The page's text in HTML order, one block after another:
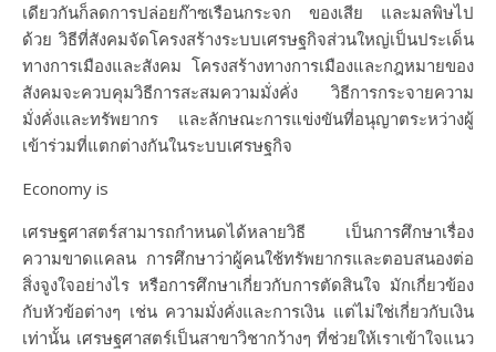
เดียวกันก็ลดการปล่อยก๊าซเรือนกระจก ของเสีย และมลพิษไป
ด้วย วิธีที่สังคมจัดโครงสร้างระบบเศรษฐกิจส่วนใหญ่เป็นประเด็น
ทางการเมืองและสังคม โครงสร้างทางการเมืองและกฎหมายของ
สังคมจะควบคุมวิธีการสะสมความมั่งคั่ง วิธีการกระจายความ
มั่งคั่งและทรัพยากร และลักษณะการแข่งขันที่อนุญาตระหว่างผู้
เข้าร่วมที่แตกต่างกันในระบบเศรษฐกิจ
Economy is
เศรษฐศาสตร์สามารถกำหนดได้หลายวิธี เป็นการศึกษาเรื่อง
ความขาดแคลน การศึกษาว่าผู้คนใช้ทรัพยากรและตอบสนองต่อ
สิ่งจูงใจอย่างไร หรือการศึกษาเกี่ยวกับการตัดสินใจ มักเกี่ยวข้อง
กับหัวข้อต่างๆ เช่น ความมั่งคั่งและการเงิน แต่ไม่ใช่เกี่ยวกับเงิน
เท่านั้น เศรษฐศาสตร์เป็นสาขาวิชากว้างๆ ที่ช่วยให้เราเข้าใจแนว